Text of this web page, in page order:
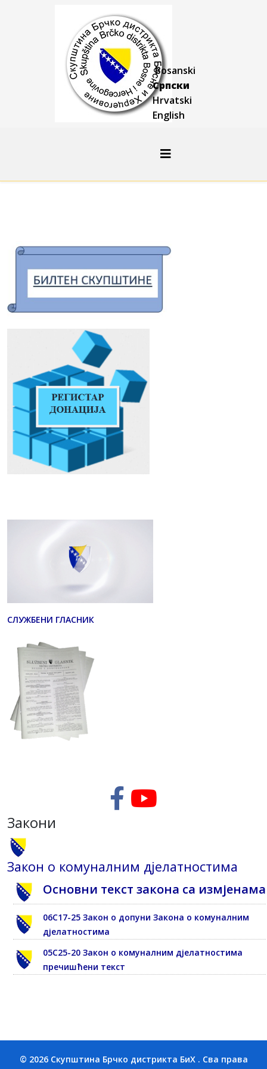
Bosanski
Српски
Hrvatski
English
СЛУЖБЕНИ ГЛАСНИК
Закони
Закон о комуналним дјелатностима
Основни текст закона са измјенама
06С17-25 Закон о допуни Закона о комуналним
дјелатностима
05С25-20 Закон о комуналним дјелатностима
пречишћени текст
© 2026 Скупштина Брчко дистрикта БиХ . Сва права